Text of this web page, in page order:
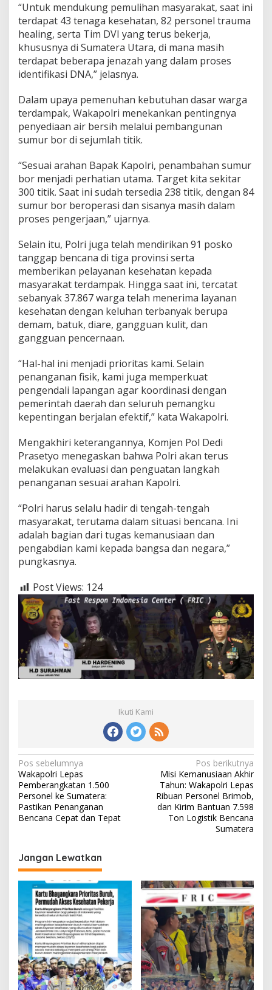
“Untuk mendukung pemulihan masyarakat, saat ini
terdapat 43 tenaga kesehatan, 82 personel trauma
healing, serta Tim DVI yang terus bekerja,
khususnya di Sumatera Utara, di mana masih
terdapat beberapa jenazah yang dalam proses
identifikasi DNA,” jelasnya.
Dalam upaya pemenuhan kebutuhan dasar warga
terdampak, Wakapolri menekankan pentingnya
penyediaan air bersih melalui pembangunan
sumur bor di sejumlah titik.
“Sesuai arahan Bapak Kapolri, penambahan sumur
bor menjadi perhatian utama. Target kita sekitar
300 titik. Saat ini sudah tersedia 238 titik, dengan 84
sumur bor beroperasi dan sisanya masih dalam
proses pengerjaan,” ujarnya.
Selain itu, Polri juga telah mendirikan 91 posko
tanggap bencana di tiga provinsi serta
memberikan pelayanan kesehatan kepada
masyarakat terdampak. Hingga saat ini, tercatat
sebanyak 37.867 warga telah menerima layanan
kesehatan dengan keluhan terbanyak berupa
demam, batuk, diare, gangguan kulit, dan
gangguan pencernaan.
“Hal-hal ini menjadi prioritas kami. Selain
penanganan fisik, kami juga memperkuat
pengendali lapangan agar koordinasi dengan
pemerintah daerah dan seluruh pemangku
kepentingan berjalan efektif,” kata Wakapolri.
Mengakhiri keterangannya, Komjen Pol Dedi
Prasetyo menegaskan bahwa Polri akan terus
melakukan evaluasi dan penguatan langkah
penanganan sesuai arahan Kapolri.
“Polri harus selalu hadir di tengah-tengah
masyarakat, terutama dalam situasi bencana. Ini
adalah bagian dari tugas kemanusiaan dan
pengabdian kami kepada bangsa dan negara,”
pungkasnya.
Post Views: 124
Ikuti Kami
Navigasi
pos
Pos sebelumnya
Wakapolri Lepas
Pemberangkatan 1.500
Personel ke Sumatera:
Pastikan Penanganan
Bencana Cepat dan Tepat
Pos berikutnya
Misi Kemanusiaan Akhir
Tahun: Wakapolri Lepas
Ribuan Personel Brimob,
dan Kirim Bantuan 7.598
Ton Logistik Bencana
Sumatera
Jangan Lewatkan